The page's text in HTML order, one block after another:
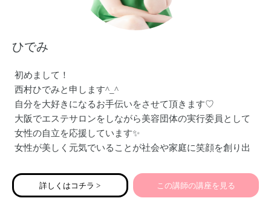
ひでみ
初めまして！
西村ひでみと申します^_^
自分を大好きになるお手伝いをさせて頂きます♡
大阪でエステサロンをしながら美容団体の実行委員として
女性の自立を応援しています✨
女性が美しく元気でいることが社会や家庭に笑顔を創り出
フェムエアを伝え始めて３年、多くの生徒さんに伝え喜ん
でもらってます♪
詳しくはコチラ > この講師の講座を見る